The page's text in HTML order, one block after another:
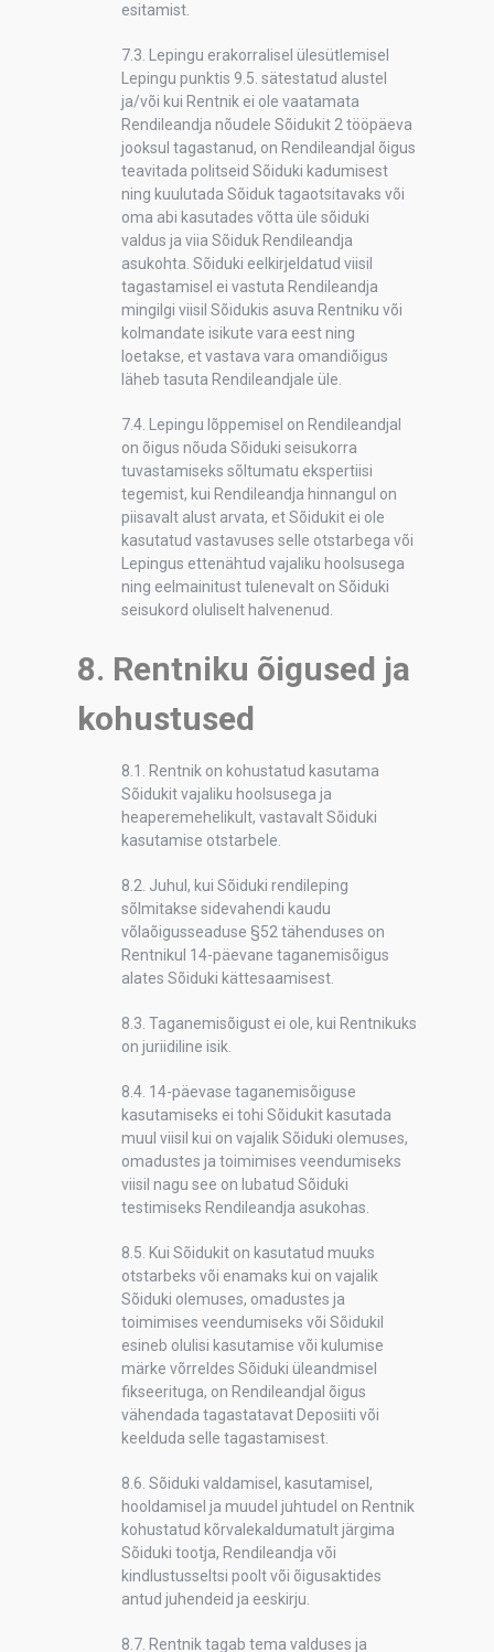
esitamist.
7.3. Lepingu erakorralisel ülesütlemisel
Lepingu punktis 9.5. sätestatud alustel
ja/või kui Rentnik ei ole vaatamata
Rendileandja nõudele Sõidukit 2 tööpäeva
jooksul tagastanud, on Rendileandjal õigus
teavitada politseid Sõiduki kadumisest
ning kuulutada Sõiduk tagaotsitavaks või
oma abi kasutades võtta üle sõiduki
valdus ja viia Sõiduk Rendileandja
asukohta. Sõiduki eelkirjeldatud viisil
tagastamisel ei vastuta Rendileandja
mingilgi viisil Sõidukis asuva Rentniku või
kolmandate isikute vara eest ning
loetakse, et vastava vara omandiõigus
läheb tasuta Rendileandjale üle.
7.4. Lepingu lõppemisel on Rendileandjal
on õigus nõuda Sõiduki seisukorra
tuvastamiseks sõltumatu ekspertiisi
tegemist, kui Rendileandja hinnangul on
piisavalt alust arvata, et Sõidukit ei ole
kasutatud vastavuses selle otstarbega või
Lepingus ettenähtud vajaliku hoolsusega
ning eelmainitust tulenevalt on Sõiduki
seisukord oluliselt halvenenud.
8. Rentniku õigused ja
kohustused
8.1. Rentnik on kohustatud kasutama
Sõidukit vajaliku hoolsusega ja
heaperemehelikult, vastavalt Sõiduki
kasutamise otstarbele.
8.2. Juhul, kui Sõiduki rendileping
sõlmitakse sidevahendi kaudu
võlaõigusseaduse §52 tähenduses on
Rentnikul 14-päevane taganemisõigus
alates Sõiduki kättesaamisest.
8.3. Taganemisõigust ei ole, kui Rentnikuks
on juriidiline isik.
8.4. 14-päevase taganemisõiguse
kasutamiseks ei tohi Sõidukit kasutada
muul viisil kui on vajalik Sõiduki olemuses,
omadustes ja toimimises veendumiseks
viisil nagu see on lubatud Sõiduki
testimiseks Rendileandja asukohas.
8.5. Kui Sõidukit on kasutatud muuks
otstarbeks või enamaks kui on vajalik
Sõiduki olemuses, omadustes ja
toimimises veendumiseks või Sõidukil
esineb olulisi kasutamise või kulumise
märke võrreldes Sõiduki üleandmisel
fikseerituga, on Rendileandjal õigus
vähendada tagastatavat Deposiiti või
keelduda selle tagastamisest.
8.6. Sõiduki valdamisel, kasutamisel,
hooldamisel ja muudel juhtudel on Rentnik
kohustatud kõrvalekaldumatult järgima
Sõiduki tootja, Rendileandja või
kindlustusseltsi poolt või õigusaktides
antud juhendeid ja eeskirju.
8.7. Rentnik tagab tema valduses ja